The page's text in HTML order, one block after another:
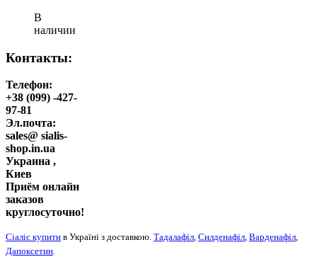
В
наличии
Контакты:
Телефон:
+38 (099) -427-
97-81
Эл.почта:
sales@ sialis-
shop.in.ua
Украина ,
Киев
Приём онлайн
заказов
круглосуточно!
Сіаліс купити в Україні з доставкою. Тадалафіл, Силденафіл, Варденафіл,
Дапоксетин.